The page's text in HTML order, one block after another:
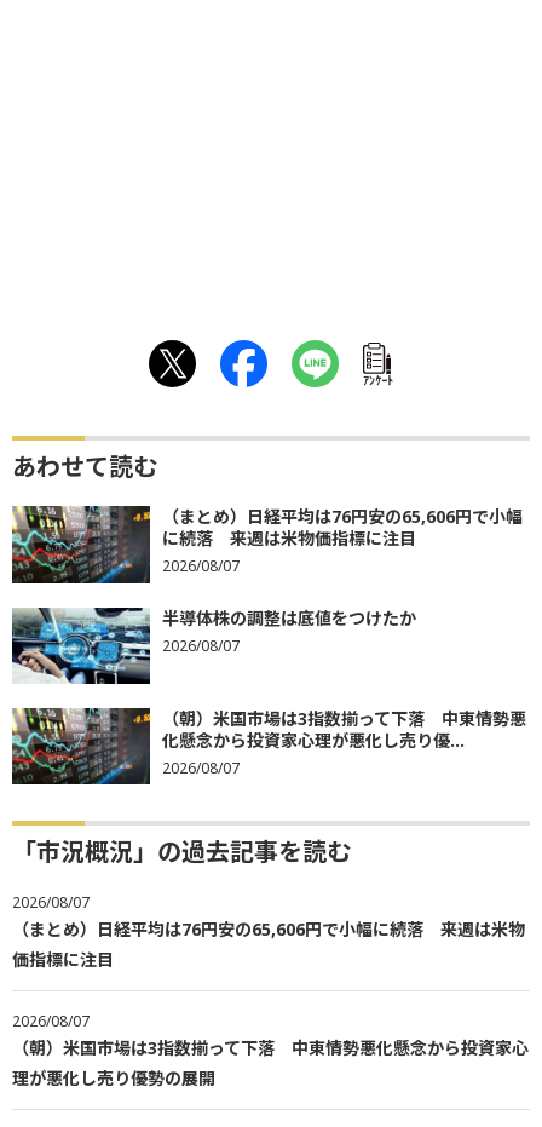
ｱﾝｹｰﾄ
あわせて読む
（まとめ）日経平均は76円安の65,606円で小幅
に続落 来週は米物価指標に注目
2026/08/07
半導体株の調整は底値をつけたか
2026/08/07
（朝）米国市場は3指数揃って下落 中東情勢悪
化懸念から投資家心理が悪化し売り優...
2026/08/07
「市況概況」の過去記事を読む
2026/08/07
（まとめ）日経平均は76円安の65,606円で小幅に続落 来週は米物
価指標に注目
2026/08/07
（朝）米国市場は3指数揃って下落 中東情勢悪化懸念から投資家心
理が悪化し売り優勢の展開